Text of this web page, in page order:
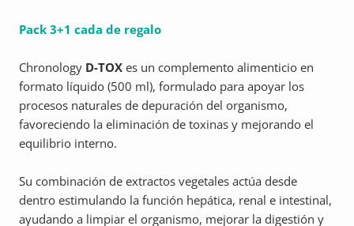
Pack 3+1 cada de regalo
Chronology D-TOX es un complemento alimenticio en
formato líquido (500 ml), formulado para apoyar los
procesos naturales de depuración del organismo,
favoreciendo la eliminación de toxinas y mejorando el
equilibrio interno.
Su combinación de extractos vegetales actúa desde
dentro estimulando la función hepática, renal e intestinal,
ayudando a limpiar el organismo, mejorar la digestión y